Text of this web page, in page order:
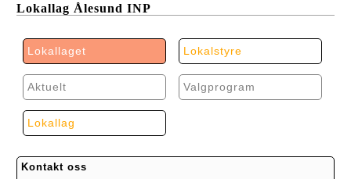
Lokallag Ålesund INP
Lokallaget Lokalstyre
Aktuelt Valgprogram
Lokallag
Kontakt oss